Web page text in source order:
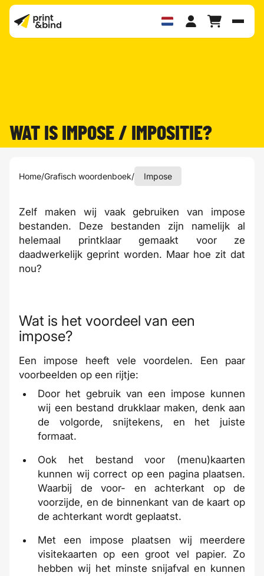
WAT IS IMPOSE / IMPOSITIE?
Home/Grafisch woordenboek/ Impose
Zelf maken wij vaak gebruiken van impose
bestanden. Deze bestanden zijn namelijk al
helemaal printklaar gemaakt voor ze
daadwerkelijk geprint worden. Maar hoe zit dat
nou?
Wat is het voordeel van een
impose?
Een impose heeft vele voordelen. Een paar
voorbeelden op een rijtje:
Door het gebruik van een impose kunnen
wij een bestand drukklaar maken, denk aan
de volgorde, snijtekens, en het juiste
formaat.
Ook het bestand voor (menu)kaarten
kunnen wij correct op een pagina plaatsen.
Waarbij de voor- en achterkant op de
voorzijde, en de binnenkant van de kaart op
de achterkant wordt geplaatst.
Met een impose plaatsen wij meerdere
visitekaarten op een groot vel papier. Zo
hebben wij het minste snijafval en kunnen